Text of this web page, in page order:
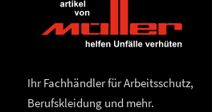
Ihr Fachhändler für Arbeitsschutz,
Berufskleidung und mehr.